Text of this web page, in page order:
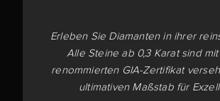
Erleben Sie Diamanten in ihrer
Alle Steine ab 0,3 Karat sind
renommierten GIA-Zertifikat
ultimativen Maßstab für